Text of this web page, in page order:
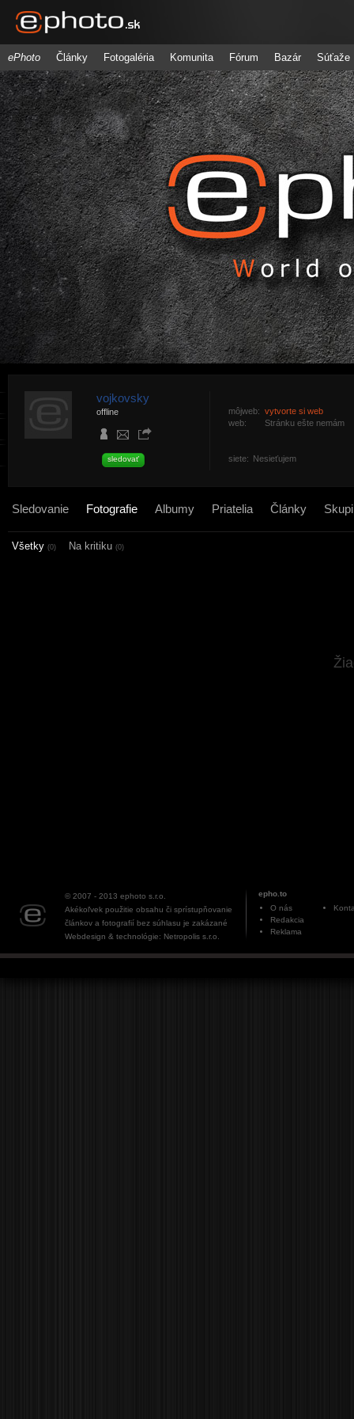
ePhoto Články Fotogaléria Komunita Fórum Bazár Súťaže
vojkovsky
offline
sledovať
môjweb: vytvorte si web
web:
Stránku ešte nemám
siete: Nesieťujem
Sledovanie Fotografie Albumy Priatelia Články
Všetky (0) Na kritiku (0)
© 2007 - 2013 ephoto s.r.o.
Akékoľvek použitie obsahu či sprístupňovanie
článkov a fotografií bez súhlasu je zakázané
Webdesign & technológie: Netropolis s.r.o.
epho.to
O nás
Redakcia
Reklama